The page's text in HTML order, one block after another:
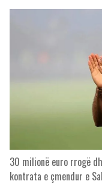
30 milionë euro rrogë
kontrata e çmendur e